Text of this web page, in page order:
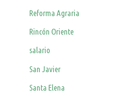
Reforma Agraria
Rincón Oriente
salario
San Javier
Santa Elena